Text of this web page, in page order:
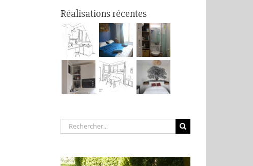
Réalisations récentes
Rechercher: